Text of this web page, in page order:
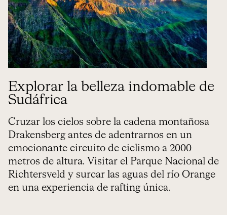
Explorar la belleza indomable de
Sudáfrica
Cruzar los cielos sobre la cadena montañosa
Drakensberg antes de adentrarnos en un
emocionante circuito de ciclismo a 2000
metros de altura. Visitar el Parque Nacional de
Richtersveld y surcar las aguas del río Orange
en una experiencia de rafting única.